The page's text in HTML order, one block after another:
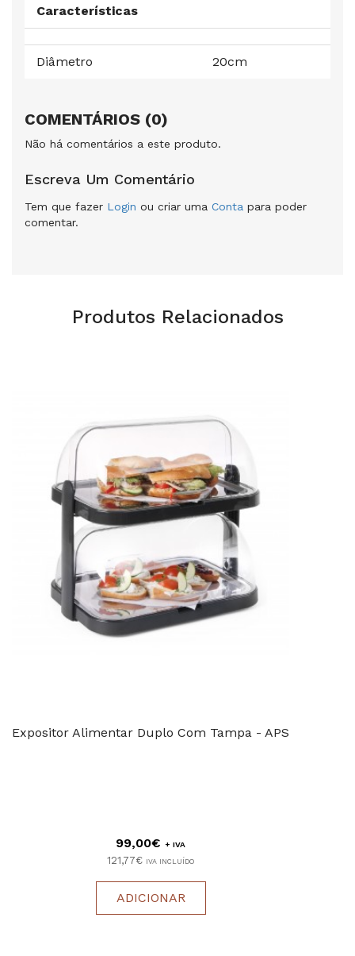
Características
Diâmetro 20cm
COMENTÁRIOS (0)
Não há comentários a este produto.
Escreva Um Comentário
Tem que fazer Login ou criar uma Conta para poder
comentar.
Produtos Relacionados
Expositor Alimentar Duplo Com Tampa - APS
99,00€ + IVA
121,77€ IVA INCLUÍDO
ADICIONAR